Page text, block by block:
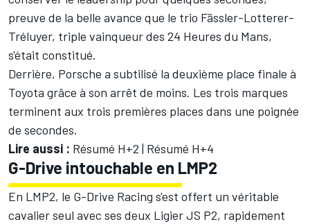
preuve de la belle avance que le trio Fässler-Lotterer-
Tréluyer, triple vainqueur des 24 Heures du Mans,
s'était constitué.
Derrière, Porsche a subtilisé la deuxième place finale à
Toyota grâce à son arrêt de moins. Les trois marques
terminent aux trois premières places dans une poignée
de secondes.
Lire aussi : Résumé H+2 | Résumé H+4
G-Drive intouchable en LMP2
En LMP2, le G-Drive Racing s'est offert un véritable
cavalier seul avec ses deux Ligier JS P2, rapidement